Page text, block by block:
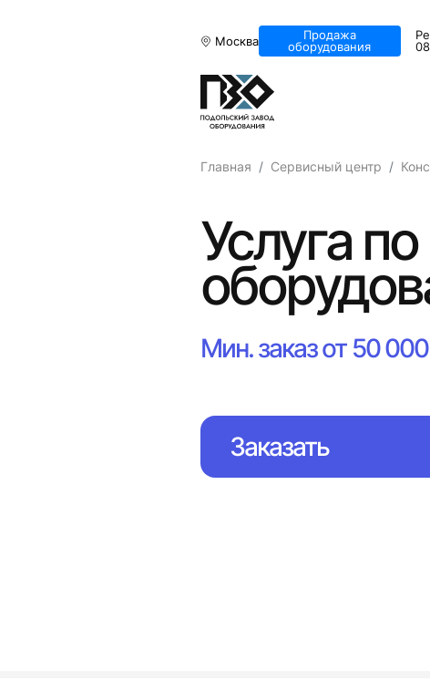
Москва
Продажа
оборудования
Главная Сервисный центр
Услуга
Мин. заказ от 50
Заказать